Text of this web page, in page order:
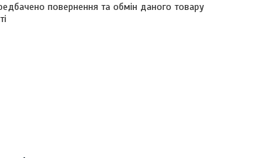
повернення та обмін даного товару